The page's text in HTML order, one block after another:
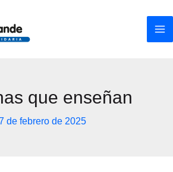
que enseñan
de febrero de 2025